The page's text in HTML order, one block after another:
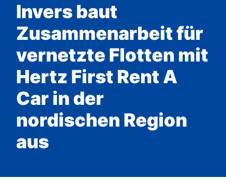
Invers baut
Zusammenarbeit für
vernetzte Flotten mit
Hertz First Rent A
Car in der
nordischen Region
aus